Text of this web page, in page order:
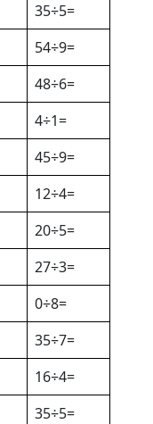
35÷5=
54÷9=
48÷6=
4÷1=
45÷9=
12÷4=
20÷5=
27÷3=
0÷8=
35÷7=
16÷4=
35÷5=